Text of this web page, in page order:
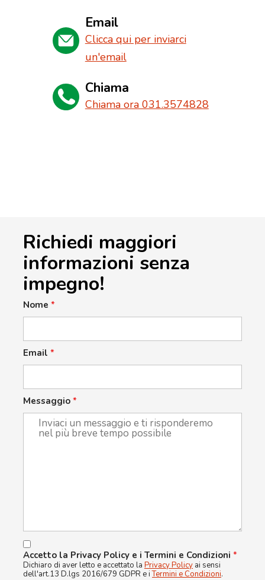
Email
Clicca qui per inviarci
un'email
Chiama
Chiama ora 031.3574828
Richiedi maggiori
informazioni senza
impegno!
Nome *
Email *
Messaggio *
Accetto la Privacy Policy e i Termini e Condizioni *
Dichiaro di aver letto e accettato la Privacy Policy ai sensi
dell'art.13 D.lgs 2016/679 GDPR e iTermini e Condizioni.